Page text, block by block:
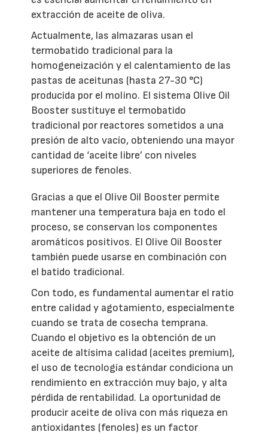
extracción de aceite de oliva.
Actualmente, las almazaras usan el
termobatido tradicional para la
homogeneización y el calentamiento de las
pastas de aceitunas (hasta 27-30 °C)
producida por el molino. El sistema Olive Oil
Booster sustituye el termobatido
tradicional por reactores sometidos a una
presión de alto vacío, obteniendo una mayor
cantidad de ‘aceite libre’ con niveles
superiores de fenoles.
Gracias a que el Olive Oil Booster permite
mantener una temperatura baja en todo el
proceso, se conservan los componentes
aromáticos positivos. El Olive Oil Booster
también puede usarse en combinación con
el batido tradicional.
Con todo, es fundamental aumentar el ratio
entre calidad y agotamiento, especialmente
cuando se trata de cosecha temprana.
Cuando el objetivo es la obtención de un
aceite de altísima calidad (aceites premium),
el uso de tecnología estándar condiciona un
rendimiento en extracción muy bajo, y alta
pérdida de rentabilidad. La oportunidad de
producir aceite de oliva con más riqueza en
antioxidantes (fenoles) es un factor